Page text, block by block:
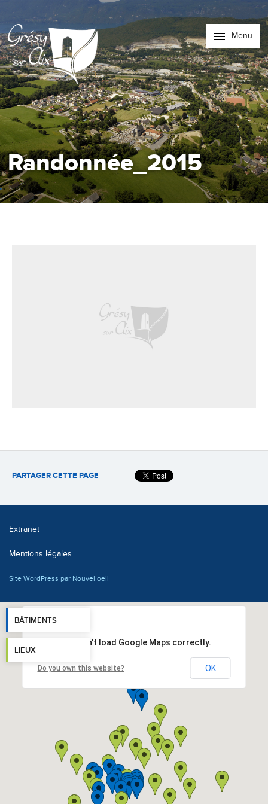
Menu
Randonnée_2015
PARTAGER CETTE PAGE
Extranet
Mentions légales
Site WordPress par Nouvel oeil
BÂTIMENTS
LIEUX
This page can't load Google Maps correctly.
Do you own this website? OK